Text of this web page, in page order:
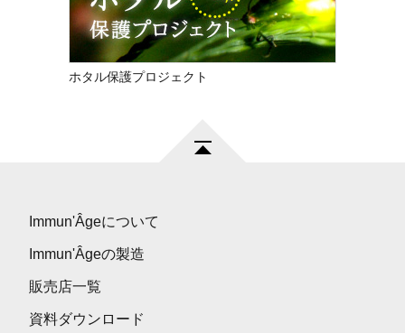
ホタル保護プロジェクト
Immun'Âgeについて
Immun'Âgeの製造
販売店一覧
資料ダウンロード